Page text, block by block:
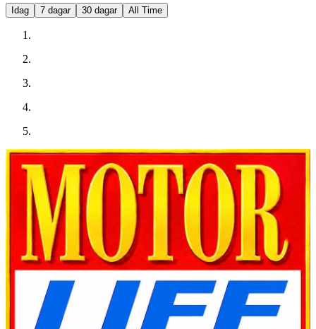
Idag 7 dagar 30 dagar All Time